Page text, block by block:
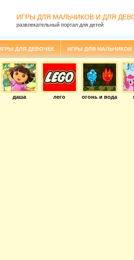
ИГРЫ ДЛЯ МАЛЬЧИКОВ И ДЛЯ
развлекательный портал для детей
ДЛЯ ДЕВОЧЕК ИГРЫ ДЛЯ МАЛЬЧИКОВ
даша лего огонь и вода